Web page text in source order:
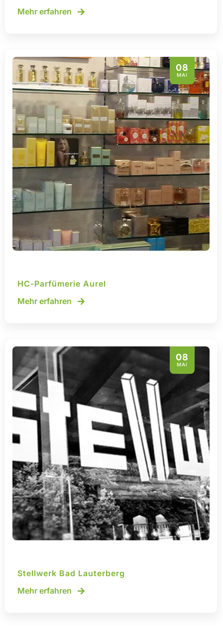
Mehr erfahren
08
MAI
HC-Parfümerie Aurel
Mehr erfahren
08
MAI
Stellwerk Bad Lauterberg
Mehr erfahren